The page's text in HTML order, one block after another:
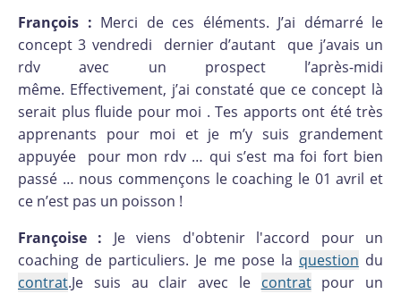
François : Merci de ces éléments. J’ai démarré le
concept 3 vendredi dernier d’autant que j’avais un
rdv avec un prospect l’après-midi
même. Effectivement, j’ai constaté que ce concept là
serait plus fluide pour moi . Tes apports ont été très
apprenants pour moi et je m’y suis grandement
appuyée pour mon rdv … qui s’est ma foi fort bien
passé … nous commençons le coaching le 01 avril et
ce n’est pas un poisson !
Françoise : Je viens d'obtenir l'accord pour un
coaching de particuliers. Je me pose la question du
contrat.Je suis au clair avec le contratpour un